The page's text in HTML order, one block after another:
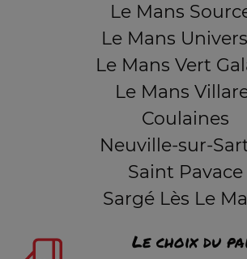
Le Mans
Le Mans
Le Mans Vert
Le Mans
Coulaines
Neuville-sur-
Saint Pavace
Sargé Lès Le
Le choix du